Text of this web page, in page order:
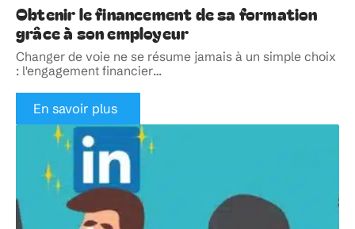
Obtenir le financement de sa formation
grâce à son employeur
Changer de voie ne se résume jamais à un simple choix
: l'engagement financier…
En savoir plus